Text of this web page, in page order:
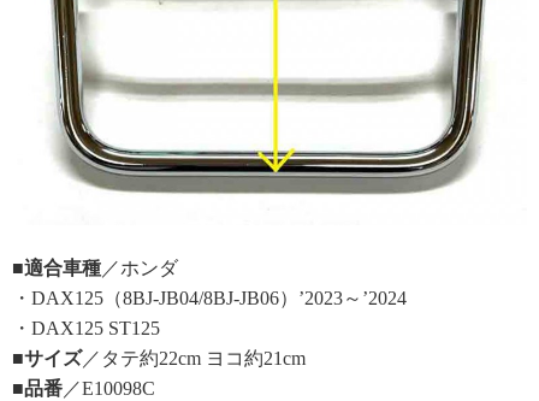
■適合車種 ／ホンダ
・DAX125（8BJ-JB04/8BJ-JB06）’2023～’2024
・DAX125 ST125
■サイズ／タテ約22cm ヨコ約21cm
■品番 ／E10098C